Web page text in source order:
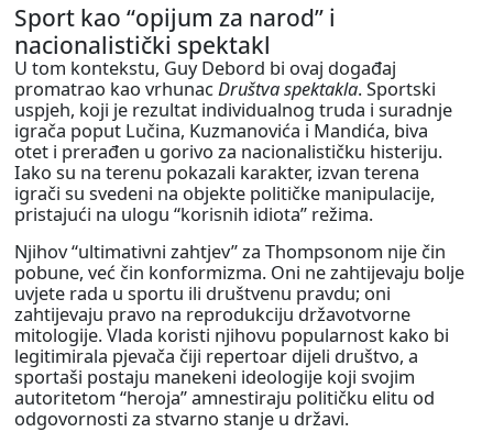
Sport kao “opijum za narod” i
nacionalistički spektakl
U tom kontekstu, Guy Debord bi ovaj događaj
promatrao kao vrhunacDruštva spektakla. Sportski
uspjeh, koji je rezultat individualnog truda i suradnje
igrača poput Lučina, Kuzmanovića i Mandića, biva
otet i prerađen u gorivo za nacionalističku histeriju.
Iako su na terenu pokazali karakter, izvan terena
igrači su svedeni na objekte političke manipulacije,
pristajući na ulogu “korisnih idiota” režima.
Njihov “ultimativni zahtjev” za Thompsonom nije čin
pobune, već čin konformizma. Oni ne zahtijevaju bolje
uvjete rada u sportu ili društvenu pravdu; oni
zahtijevaju pravo na reprodukciju državotvorne
mitologije. Vlada koristi njihovu popularnost kako bi
legitimirala pjevača čiji repertoar dijeli društvo, a
sportaši postaju manekeni ideologije koji svojim
autoritetom “heroja” amnestiraju političku elitu od
odgovornosti za stvarno stanje u državi.